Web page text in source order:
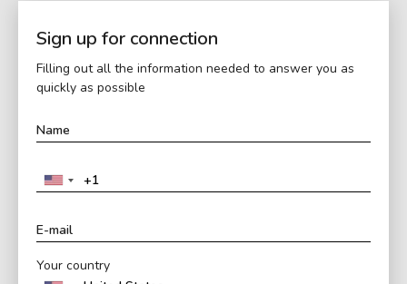
Sign up for connection
Filling out all the information needed to answer you as
quickly as possible
Your country